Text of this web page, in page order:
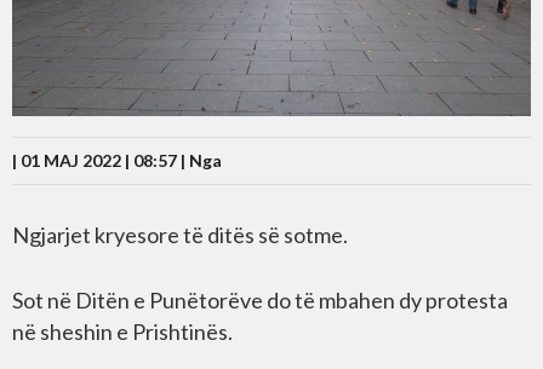
| 01 MAJ 2022 | 08:57 | Nga
Ngjarjet kryesore të ditës së sotme.
Sot në Ditën e Punëtorëve do të mbahen dy protesta
në sheshin e Prishtinës.